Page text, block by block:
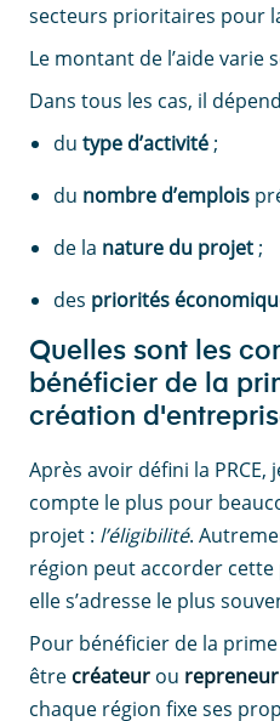
secteurs prioritaires pour
Le montant de l’aide varie
Dans tous les cas, il
du type d’activité ;
du nombre d’emplois
de la nature du projet ;
des priorités
Quelles sont les
bénéficier de la
création
Après avoir défini la
compte le plus pour
projet : l’éligibilité.
région peut accorder
elle s’adresse le plus
Pour bénéficier de la
être créateur ou
chaque région fixe ses